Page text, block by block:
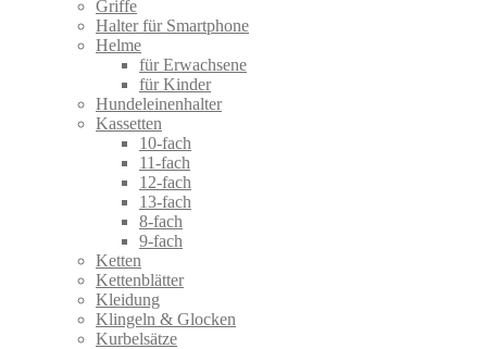
Griffe
Halter für Smartphone
Helme
für Erwachsene
für Kinder
Hundeleinenhalter
Kassetten
10-fach
11-fach
12-fach
13-fach
8-fach
9-fach
Ketten
Kettenblätter
Kleidung
Klingeln & Glocken
Kurbelsätze